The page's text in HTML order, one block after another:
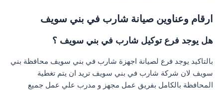
ارقام وعناوين صيانة شارب في بني سويف
هل يوجد فرع توكيل شارب في بني سويف ؟
بالتاكيد يوجد فرع لصيانة اجهزة شارب في بني سويف محافظة بني
سويف لان شركة شارب في بني سويف تريد ان يتم تغطية
المحافظة بالكامل بفريق عمل مجهز و مدرب علي عمل جميع